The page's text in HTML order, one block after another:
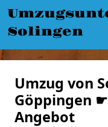
Solingen
Umzug von
Göppingen
Angebot